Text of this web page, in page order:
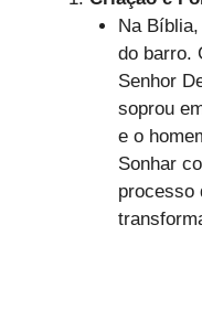
Na
do barro.
Senhor
soprou
e o
Sonhar
processo